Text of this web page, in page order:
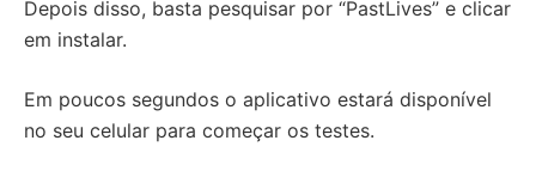
Depois disso, basta pesquisar por “PastLives” e clicar
em instalar.
Em poucos segundos o aplicativo estará disponível
no seu celular para começar os testes.